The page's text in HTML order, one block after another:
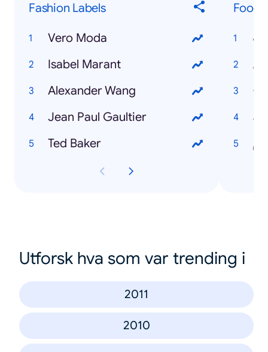
Fashion Labels
Vero Moda
Isabel Marant
Alexander Wang
Jean Paul Gaultier
Ted Baker
Food
Utforsk hva som var trending i
2011
2010